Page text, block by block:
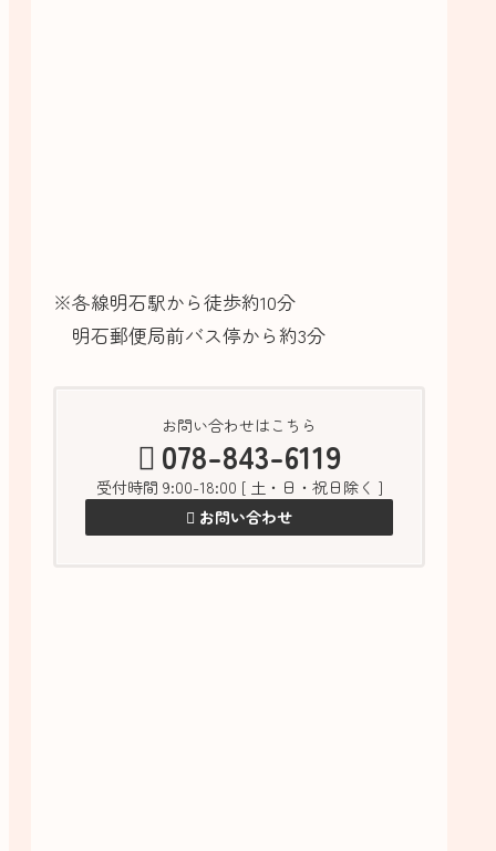
※各線明石駅から徒歩約10分
明石郵便局前バス停から約3分
お問い合わせはこちら
078-843-6119
受付時間 9:00-18:00 [ 土・日・祝日除く ]
お問い合わせ